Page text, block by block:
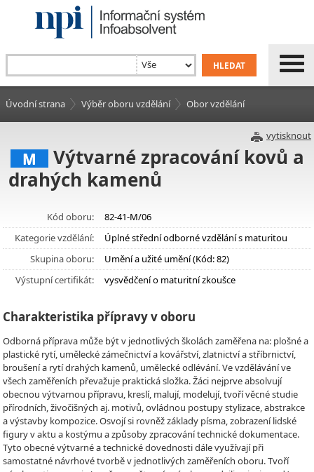
Úvodní strana Výběr oboru vzdělání Obor vzdělání
vytisknout
M
Výtvarné zpracování kovů a
drahých kamenů
Kód oboru:
82-41-M/06
Kategorie vzdělání:
Úplné střední odborné vzdělání s maturitou
Skupina oboru:
Umění a užité umění (Kód: 82)
Výstupní certifikát:
vysvědčení o maturitní zkoušce
Charakteristika přípravy v oboru
Odborná příprava může být v jednotlivých školách zaměřena na: plošné a
plastické rytí, umělecké zámečnictví a kovářství, zlatnictví a stříbrnictví,
broušení a rytí drahých kamenů, umělecké odlévání. Ve vzdělávání ve
všech zaměřeních převažuje praktická složka. Žáci nejprve absolvují
obecnou výtvarnou přípravu, kreslí, malují, modelují, tvoří věcné studie
přírodních, živočišných aj. motivů, ovládnou postupy stylizace, abstrakce
a výstavby kompozice. Osvojí si rovněž základy písma, zobrazení lidské
figury v aktu a kostýmu a způsoby zpracování technické dokumentace.
Tyto obecné výtvarné a technické dovednosti dále využívají při
samostatné návrhové tvorbě v jednotlivých zaměřeních oboru. Tvoří